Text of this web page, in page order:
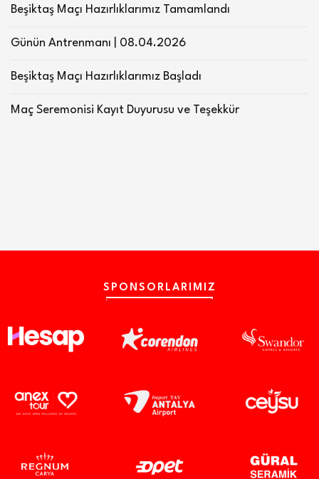
Beşiktaş Maçı Hazırlıklarımız Tamamlandı
Günün Antrenmanı | 08.04.2026
Beşiktaş Maçı Hazırlıklarımız Başladı
Maç Seremonisi Kayıt Duyurusu ve Teşekkür
SPONSORLARIMIZ